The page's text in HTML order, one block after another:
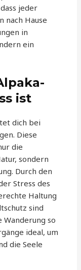
jeder
nach Hause
in
ein
ist
dich bei
Diese
die
sondern
Durch den
Stress des
Haltung
sind
so
ideal, um
die Seele